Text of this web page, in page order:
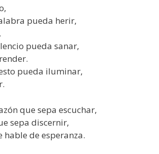
pueda herir,
pueda sanar,
pueda iluminar,
que sepa escuchar,
sepa discernir,
hable de esperanza.